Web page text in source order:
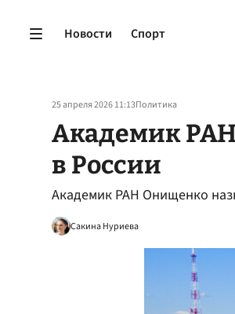
Новости Спорт
25 апреля 2026 11:13Политика
Академик РАН
в России
Академик РАН Онищенко
Сакина Нуриева